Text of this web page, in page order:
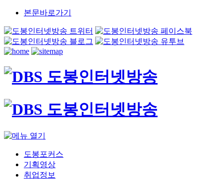
본문바로가기
도봉포커스
기획영상
취업정보